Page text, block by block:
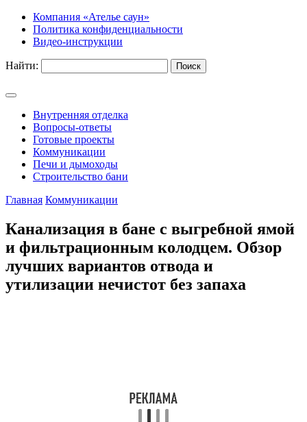
Компания «Ателье саун»
Политика конфиденциальности
Видео-инструкции
Найти:
Внутренняя отделка
Вопросы-ответы
Готовые проекты
Коммуникации
Печи и дымоходы
Строительство бани
Главная Коммуникации
Канализация в бане с выгребной ямой
и фильтрационным колодцем. Обзор
лучших вариантов отвода и
утилизации нечистот без запаха